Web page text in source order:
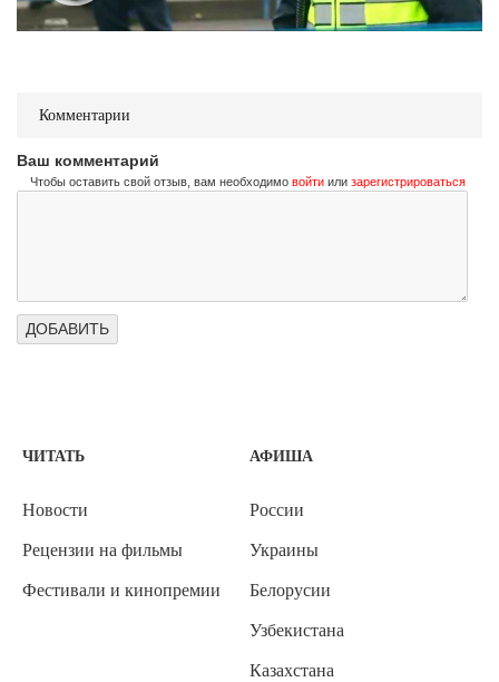
Комментарии
Ваш комментарий
Чтобы оставить свой отзыв, вам необходимо войти или зарегистрироваться
ЧИТАТЬ
Новости
Рецензии на фильмы
Фестивали и кинопремии
АФИША
России
Украины
Белорусии
Узбекистана
Казахстана